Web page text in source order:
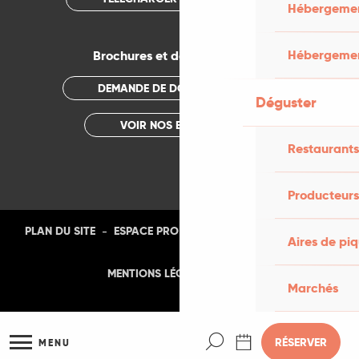
MENU
Déguster
Aires de
Marchés
RÉSERVER
Recherche
Brochures et documentations
DEMANDE DE DOCUMENTATION
VOIR NOS BROCHURES
PLAN DU SITE - ESPACE PRO
MENTIONS LÉGALES